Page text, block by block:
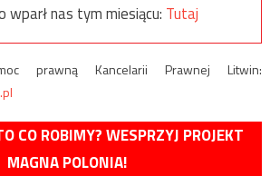
wparł nas tym miesiącu: Tutaj
prawną Kancelarii Prawnej Litwin:
CO ROBIMY? WESPRZYJ PROJEKT
MAGNA POLONIA!